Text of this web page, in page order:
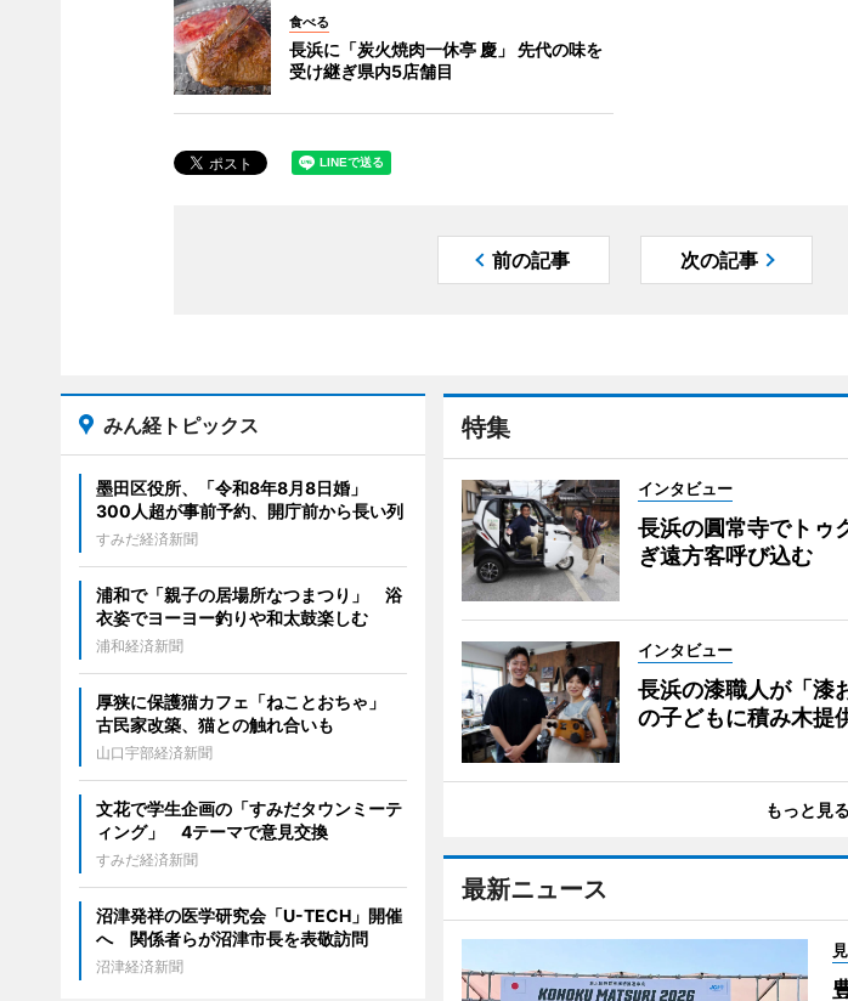
食べる
長浜に「炭火焼肉一休亭 慶」 先代の味を
受け継ぎ県内5店舗目
前の記事 次の記事
特集
インタビュー
長浜の圓常寺でト
ぎ遠方客呼び込む
インタビュー
長浜の漆職人が「
の子どもに積み木提
もっと見る
最新ニュース
みん経トピックス
墨田区役所、「令和8年8月8日婚」
300人超が事前予約、開庁前から長い列
すみだ経済新聞
浦和で「親子の居場所なつまつり」 浴
衣姿でヨーヨー釣りや和太鼓楽しむ
浦和経済新聞
厚狭に保護猫カフェ「ねことおちゃ」
古民家改築、猫との触れ合いも
山口宇部経済新聞
文花で学生企画の「すみだタウンミーテ
ィング」 4テーマで意見交換
すみだ経済新聞
沼津発祥の医学研究会「U-TECH」開催
へ 関係者らが沼津市長を表敬訪問
沼津経済新聞